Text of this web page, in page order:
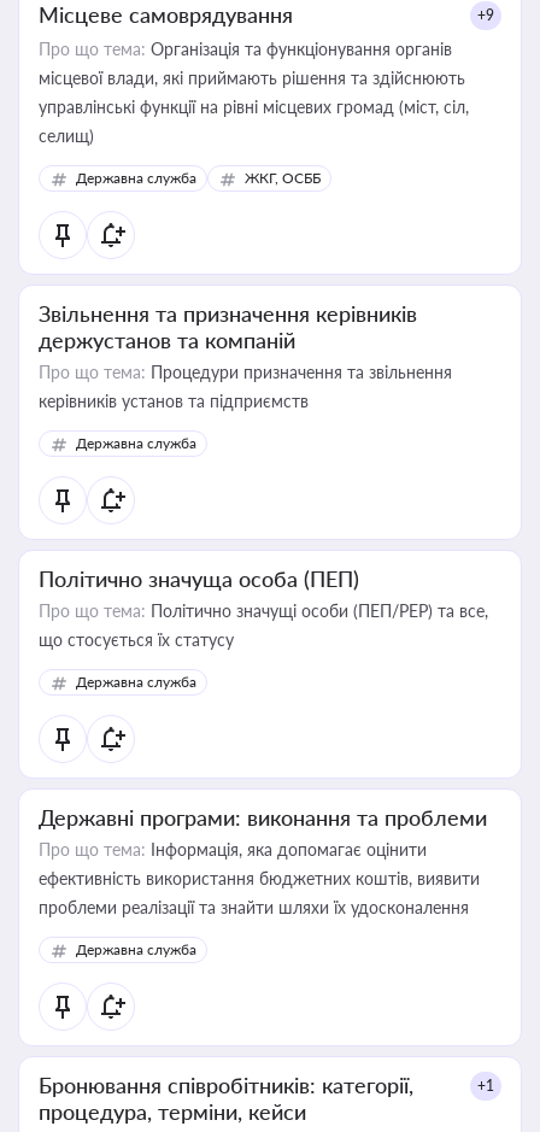
Місцеве самоврядування +9
Про що тема: Організація та функціонування органів
місцевої влади, які приймають рішення та здійснюють
управлінські функції на рівні місцевих громад (міст, сіл,
селищ)
Державна служба ЖКГ, ОСББ
Звільнення та призначення керівників
держустанов та компаній
Про що тема: Процедури призначення та звільнення
керівників установ та підприємств
Державна служба
Політично значуща особа (ПЕП)
Про що тема: Політично значущі особи (ПЕП/PEP) та все,
що стосується їх статусу
Державна служба
Державні програми: виконання та проблеми
Про що тема: Інформація, яка допомагає оцінити
ефективність використання бюджетних коштів, виявити
проблеми реалізації та знайти шляхи їх удосконалення
Державна служба
Бронювання співробітників: категорії,
процедура, терміни, кейси
+1